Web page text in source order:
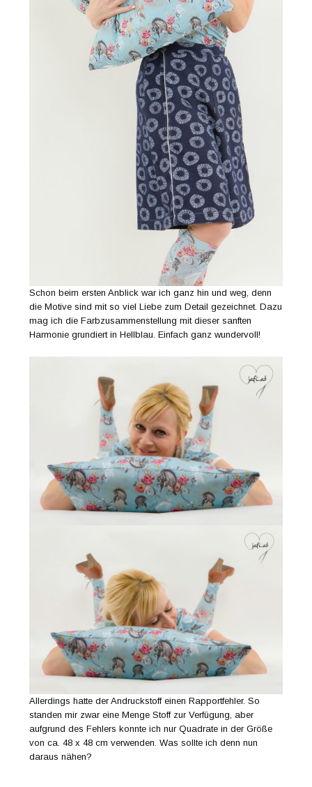
Schon beim ersten Anblick war ich ganz hin und weg, denn
die Motive sind mit so viel Liebe zum Detail gezeichnet. Dazu
mag ich die Farbzusammenstellung mit dieser sanften
Harmonie grundiert in Hellblau. Einfach ganz wundervoll!
Allerdings hatte der Andruckstoff einen Rapportfehler. So
standen mir zwar eine Menge Stoff zur Verfügung, aber
aufgrund des Fehlers konnte ich nur Quadrate in der Größe
von ca. 48 x 48 cm verwenden. Was sollte ich denn nun
daraus nähen?